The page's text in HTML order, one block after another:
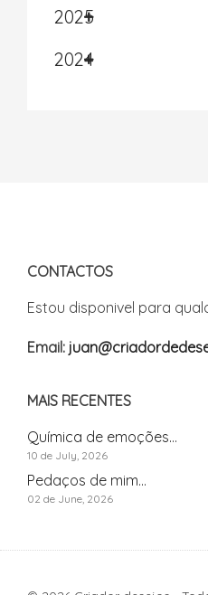
2025
2024
CONTACTOS
Estou disponivel para
Email:
MAIS RECENTES
Química de emoções...
10 de July, 2026
Pedaços de mim...
02 de June, 2026